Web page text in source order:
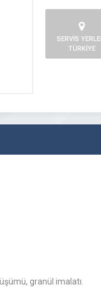
SERVİS
TÜRKİYE
granül imalatı.